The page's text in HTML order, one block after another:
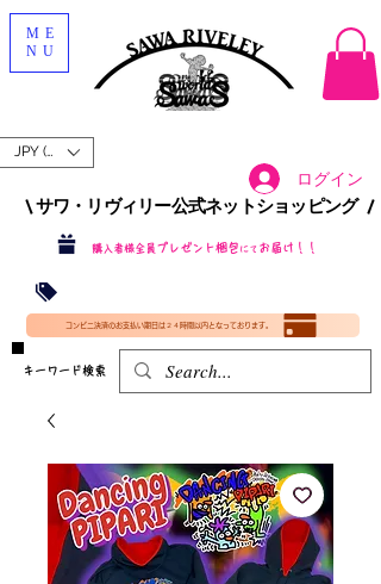
JPY (¥)
ログイン
\ サワ・リヴィリー公式ネットショッピング /​
購入者様全員 プレゼント梱包 にて お届け！！
​(35000円（税込）未満のご購入は全国送料890円（沖縄・北海道除く）（梱包手数料込み）
コンビニ決済のお支払い期日は２４時間以内となっております。
​キーワード検索
ME
NU